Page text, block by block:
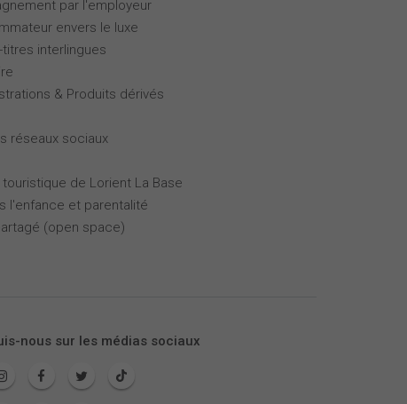
par l'employeur
envers le luxe
interlingues
& Produits dérivés
réseaux sociaux
de Lorient La Base
l'enfance et parentalité
(open space)
nous sur les médias sociaux